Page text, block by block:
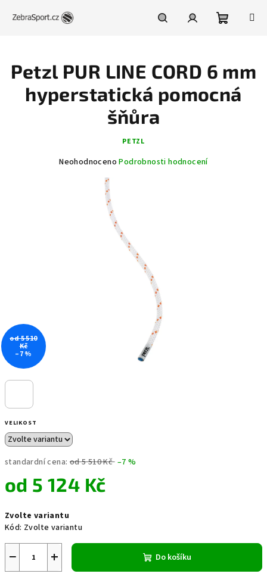
košík
VELIKOST
standardní cena: od 5 510 Kč –7 %
od 5 124 Kč
cena:
Zvolte variantu
Kód: Zvolte variantu
+
− Do košíku
Petzl PUR LINE CORD 6 mm
hyperstatická pomocná
šňůra
PETZL
Průměrné
Neohodnoceno Podrobnosti hodnocení
od 5 510
Kč
–7 %